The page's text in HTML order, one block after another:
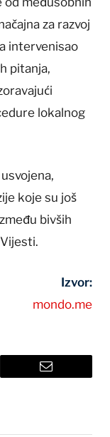
za razvoj
intervenisao
pitanja,
lokalnog
koje su još
bivših
Izvor:
mondo.me
Email